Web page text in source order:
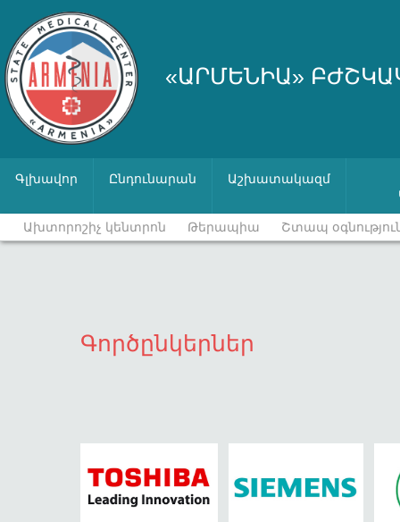
«ԱՐՄԵՆԻԱ»
Գլխավոր Ընդունարան
Աշխատակազմ
Ախտորոշիչ կենտրոն Թերապիա Շտապ
Գործընկերներ